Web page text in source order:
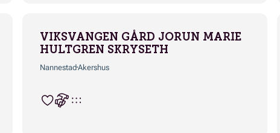
VIKSVANGEN GÅRD JORUN MARIE
HULTGREN SKRYSETH
NannestadAkershus